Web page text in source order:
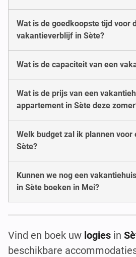
Wat is de goedkoopste tijd voor
vakantieverblijf in Sète?
Wat is de capaciteit van een
Wat is de prijs van een
appartement in Sète deze
Welk budget zal ik plannen voor
Sète?
Kunnen we nog een
in Sète boeken in Mei?
Vind en boek uw logies in
beschikbare